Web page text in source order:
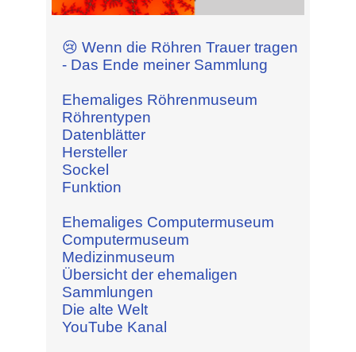
😢 Wenn die Röhren Trauer tragen
- Das Ende meiner Sammlung
Ehemaliges Röhrenmuseum
Röhrentypen
Datenblätter
Hersteller
Sockel
Funktion
Ehemaliges Computermuseum
Computermuseum
Medizinmuseum
Übersicht der ehemaligen
Sammlungen
Die alte Welt
YouTube Kanal